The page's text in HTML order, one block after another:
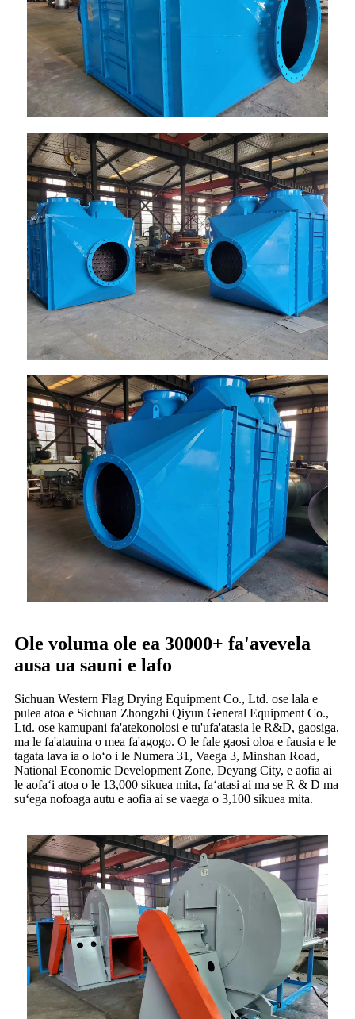
Ole voluma ole ea 30000+ fa'avevela
ausa ua sauni e lafo
Sichuan Western Flag Drying Equipment Co., Ltd. ose lala e
pulea atoa e Sichuan Zhongzhi Qiyun General Equipment Co.,
Ltd. ose kamupani fa'atekonolosi e tu'ufa'atasia le R&D, gaosiga,
ma le fa'atauina o mea fa'agogo. O le fale gaosi oloa e fausia e le
tagata lava ia o loʻo i le Numera 31, Vaega 3, Minshan Road,
National Economic Development Zone, Deyang City, e aofia ai
le aofaʻi atoa o le 13,000 sikuea mita, faʻatasi ai ma se R & D ma
suʻega nofoaga autu e aofia ai se vaega o 3,100 sikuea mita.